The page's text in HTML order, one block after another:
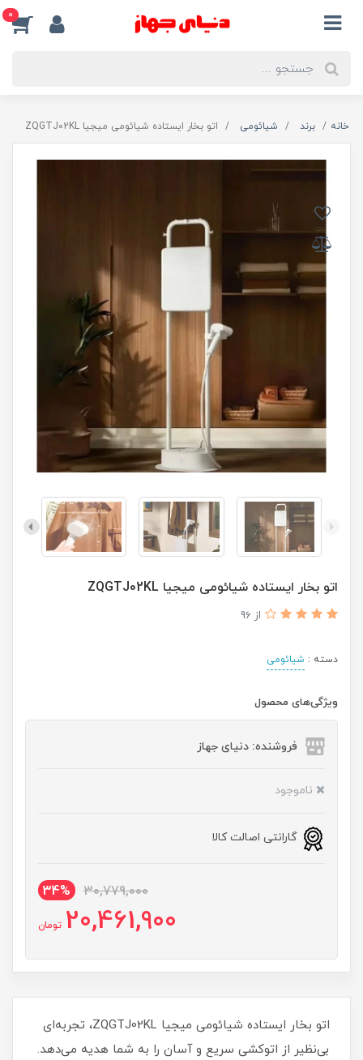
0
خانه برند شیائومی اتو بخار ایستاده شیائومی میجیا ZQGTJ02KL
اتو بخار ایستاده شیائومی میجیا ZQGTJ02KL
از 96
دسته : شیائومی
ویژگی‌های محصول
فروشنده: دنیای جهاز
ناموجود
گارانتی اصالت کالا
30,779,000
34%
20,461,900 تومان
اتو بخار ایستاده شیائومی میجیا ZQGTJ02KL، تجربه‌ای
بی‌نظیر از اتوکشی سریع و آسان را به شما هدیه می‌دهد.